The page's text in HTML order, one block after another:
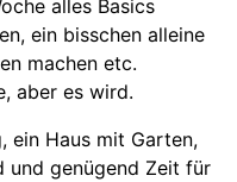
alles Basics
ein bisschen alleine
machen etc.
aber es wird.
ein Haus mit Garten,
und genügend Zeit für